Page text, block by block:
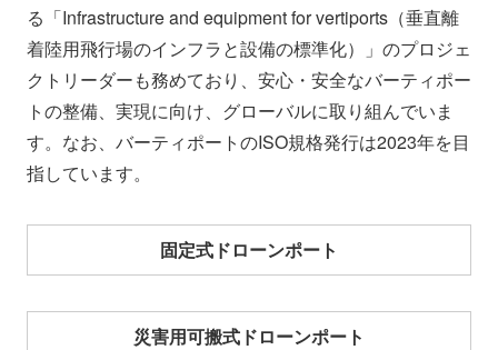
る「Infrastructure and equipment for vertiports（垂直離
着陸用飛行場のインフラと設備の標準化）」のプロジェ
クトリーダーも務めており、安心・安全なバーティポー
トの整備、実現に向け、グローバルに取り組んでいま
す。なお、バーティポートのISO規格発行は2023年を目
指しています。
固定式ドローンポート
災害用可搬式ドローンポート